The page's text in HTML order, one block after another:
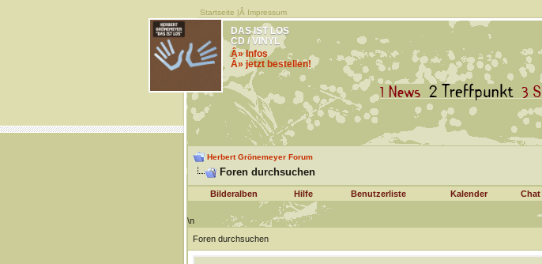
Startseite |Â Impressum
DAS IST LOS
CD / VINYL
Â» Infos
Â» jetzt bestellen!
Herbert Grönemeyer Forum
Foren durchsuchen
Bilderalben Hilfe Benutzerliste Kalender Chat
\n
Foren durchsuchen